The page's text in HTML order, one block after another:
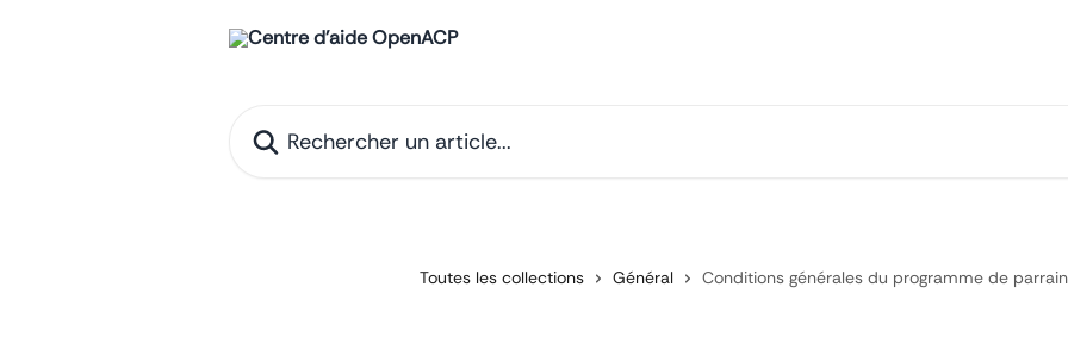
Toutes les collections Général Conditions générales du programme de